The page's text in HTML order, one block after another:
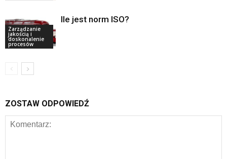
Zarządzanie
jakością i
doskonalenie
procesów
Ile jest norm ISO?
ZOSTAW ODPOWIEDŹ